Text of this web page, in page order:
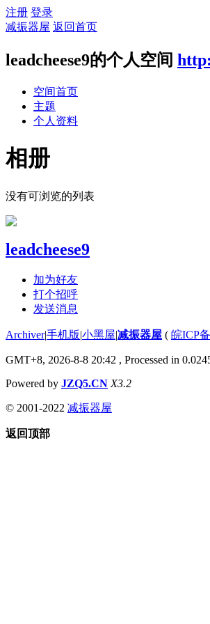
注册 登录
减振器屋 返回首页
leadcheese9的个人空间
空间首页
主题
个人资料
相册
没有可浏览的列表
leadcheese9
加为好友
打个招呼
发送消息
Archiver|手机版|小黑屋|减振器屋 ( 皖ICP
GMT+8, 2026-8-8 20:42 , Processed in
Powered by JZQ5.CN X3.2
© 2001-2022 减振器屋
返回顶部